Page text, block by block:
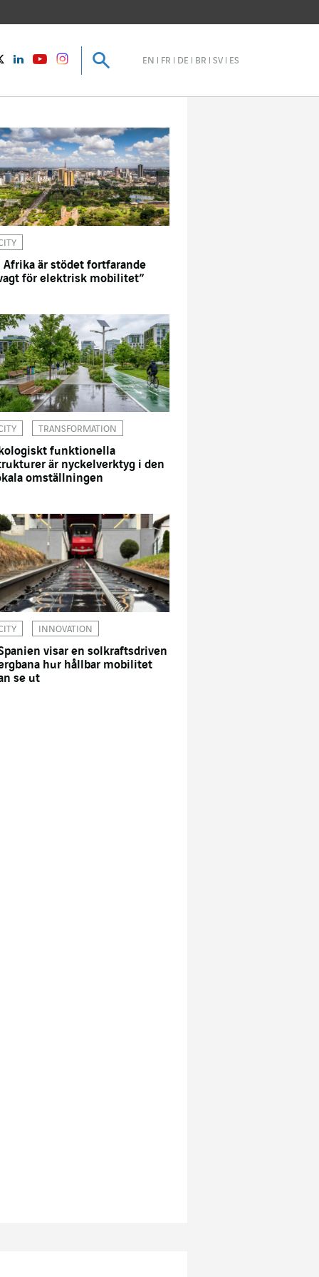
TwitterLinkedInYoutubeinstagram EN FR DE BR SV ES
Sök
Afrika är stödet fortfarande
för elektrisk mobilitet”
TRANSFORMATION
funktionella
är nyckelverktyg i den
omställningen
INNOVATION
visar en solkraftsdriven
hur hållbar mobilitet
se ut